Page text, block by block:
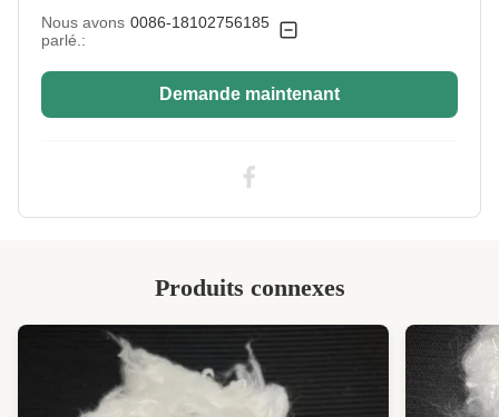
Fiber Crimp: Faible
Style: Non siliconés
Application:
Certifié SGS&OEKO&ITS&GRS
Highlight:
légères
Fabrication à partir de fibres de polyester
Nous avons
parlé.:
0086-18102756185
Demande maintenant
Produits connexes